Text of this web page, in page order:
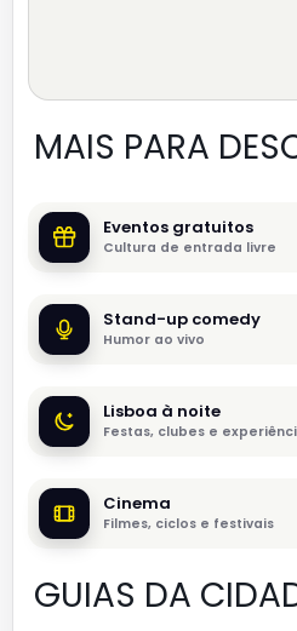
MAIS PARA
Eventos gratuitos
Cultura de entrada livre
Stand-up comedy
Humor ao vivo
Lisboa à noite
Festas, clubes e
Cinema
Filmes, ciclos e festivais
GUIAS DA